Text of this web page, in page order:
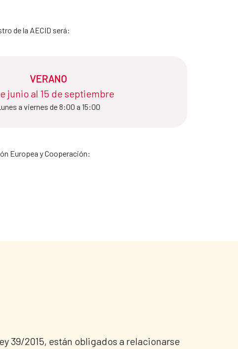
de la AECID será:
VERANO
junio al 15 de septiembre​​​​​​​
a viernes de 8:00 a 15:00
Europea y Cooperación:
39/2015, están obligados a relacionarse